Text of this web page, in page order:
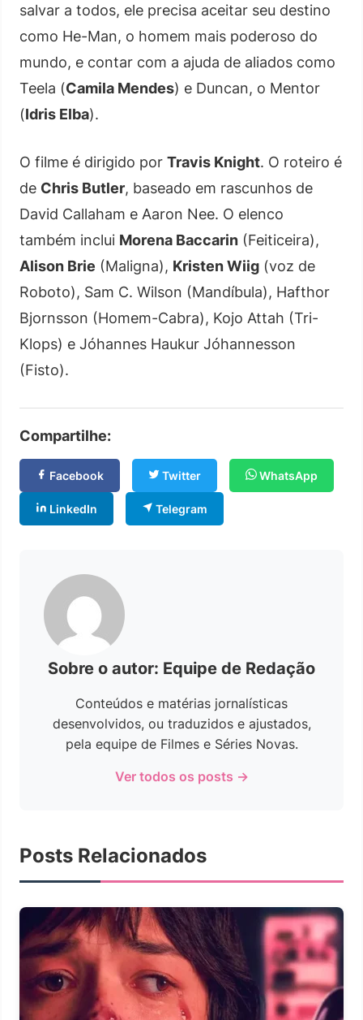
salvar a todos, ele precisa aceitar seu destino
como He-Man, o homem mais poderoso do
mundo, e contar com a ajuda de aliados como
Teela (Camila Mendes) e Duncan, o Mentor
(Idris Elba).
O filme é dirigido por Travis Knight. O roteiro é
de Chris Butler, baseado em rascunhos de
David Callaham e Aaron Nee. O elenco
também inclui Morena Baccarin (Feiticeira),
Alison Brie (Maligna), Kristen Wiig (voz de
Roboto), Sam C. Wilson (Mandíbula), Hafthor
Bjornsson (Homem-Cabra), Kojo Attah (Tri-
Klops) e Jóhannes Haukur Jóhannesson
(Fisto).
Compartilhe:
Facebook Twitter WhatsApp
LinkedIn Telegram
Sobre o autor: Equipe de Redação
Conteúdos e matérias jornalísticas
desenvolvidos, ou traduzidos e ajustados,
pela equipe de Filmes e Séries Novas.
Ver todos os posts →
Posts Relacionados